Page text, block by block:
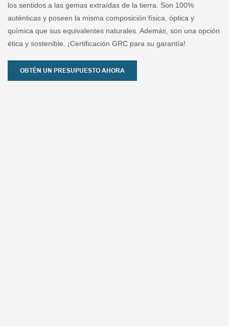
los sentidos a las gemas extraídas de la tierra. Son 100%
auténticas y poseen la misma composición física, óptica y
química que sus equivalentes naturales. Además, son una opción
ética y sostenible. ¡Certificación GRC para su garantía!
OBTÉN UN PRESUPUESTO AHORA